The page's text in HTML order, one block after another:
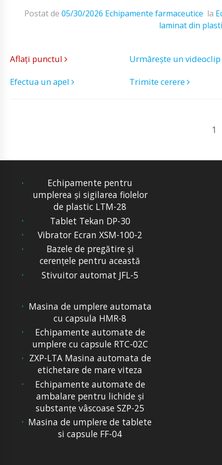
Postat de 05/30/2026 Echipamente farmaceutice la
laminat din
Aflați punctul
Urmărește un videoclip
Efectua un apel
Trimite cerere
1
Echipamente pentru
umplerea și sigilarea fiolelor
de plastic LTM-28
Tablet Tekan DP-30
Vibrator Ecran XSM-100-2
Bazele de pregătire și
cerențele pentru această
Stivuitor automat JFL-5
Masina de umplere automata
cu capsula HMR-8
Echipamente automate de
umplere cu capsule RTC-02C
ZXP-LTA Masina automata de
etichetare de mare viteza
Echipamente automate de
ambalare pentru lichide și
substanțe vâscoase SZP-25
Masina de umplere de tablete
si capsule FF-04